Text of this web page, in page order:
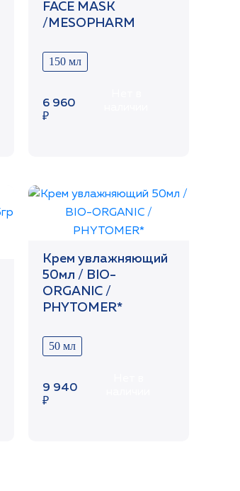
FACE MASK
/MESOPHARM
150 мл
6 960
₽
Крем увлажняющий
50мл / BIO-
ORGANIC /
PHYTOMER*
50 мл
9 940
₽